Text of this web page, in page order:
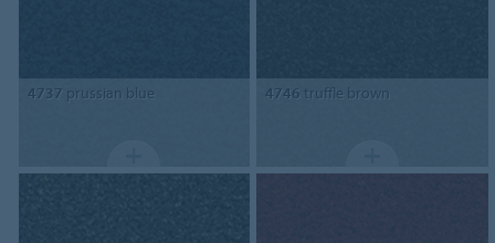
4737 prussian blue 4746 truffle brown